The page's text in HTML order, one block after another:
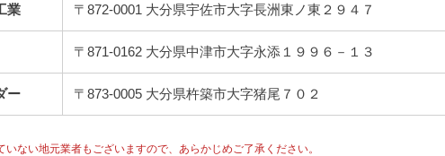
業 〒872-0001 大分県宇佐市大字長洲東ノ東２９４７
〒871-0162 大分県中津市大字永添１９９６－１３
ー 〒873-0005 大分県杵築市大字猪尾７０２
ない地元業者もございますので、あらかじめご了承ください。